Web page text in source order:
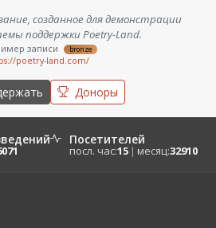
созданное для демонстрации
поддержки Poetry-Land.
записи bronze
poetry-land.com/
Доноры
Посетителей
посл. час:15 | месяц:32910